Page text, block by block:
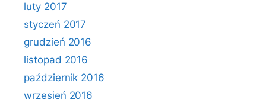
luty 2017
styczeń 2017
grudzień 2016
listopad 2016
październik 2016
wrzesień 2016